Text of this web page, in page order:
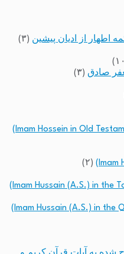
اطهار از ادیان پیشین (۳)
صادق (۳)
(۲)